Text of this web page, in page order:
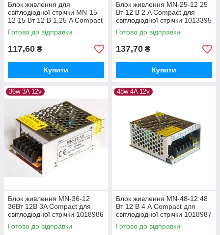
Блок живлення для
світлодіодної стрічки MN-15-
12 15 Вт 12 В 1,25 A Compact
1013360
Готово до відправки
117,60 ₴
Купити
Блок живлення MN-25-12 25
Вт 12 В 2 A Compact для
світлодіодної стрічки 1013395
Готово до відправки
137,70 ₴
Купити
36w 3A 12v
Блок живлення MN-36-12
36Вт 12В 3A Compact для
світлодіодної стрічки 1018986
Готово до відправки
48w 4A 12v
Блок живлення MN-48-12 48
Вт 12 В 4 А Compact для
світлодіодної стрічки 1018987
Готово до відправки